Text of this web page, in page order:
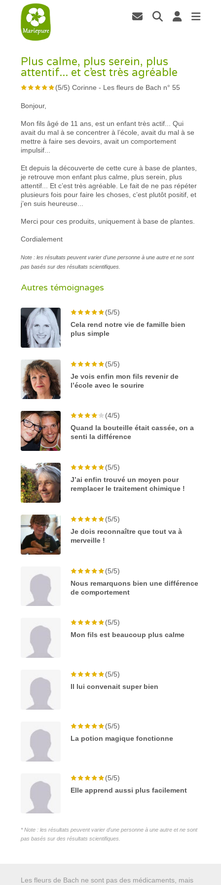
Plus calme, plus serein, plus
attentif... et c’est très agréable
(5/5)Corinne - Les fleurs de Bach n° 55
Bonjour,
Mon fils âgé de 11 ans, est un enfant très actif... Qui
avait du mal à se concentrer à l’école, avait du mal à se
mettre à faire ses devoirs, avait un comportement
impulsif...
Et depuis la découverte de cette cure à base de plantes,
je retrouve mon enfant plus calme, plus serein, plus
attentif... Et c’est très agréable. Le fait de ne pas répéter
plusieurs fois pour faire les choses, c’est plutôt positif, et
j’en suis heureuse...
Merci pour ces produits, uniquement à base de plantes.
Cordialement
Note : les résultats peuvent varier d'une personne à une autre et ne sont
pas basés sur des résultats scientifiques.
Autres témoignages
(5/5)
Cela rend notre vie de famille bien
plus simple
(5/5)
Je vois enfin mon fils revenir de
l’école avec le sourire
(4/5)
Quand la bouteille était cassée, on a
senti la différence
(5/5)
J’ai enfin trouvé un moyen pour
remplacer le traitement chimique !
(5/5)
Je dois reconnaître que tout va à
merveille !
(5/5)
Nous remarquons bien une différence
de comportement
(5/5)
Mon fils est beaucoup plus calme
(5/5)
Il lui convenait super bien
(5/5)
La potion magique fonctionne
(5/5)
Elle apprend aussi plus facilement
* Note : les résultats peuvent varier d'une personne à une autre et ne sont
pas basés sur des résultats scientifiques.
Les fleurs de Bach ne sont pas des médicaments, mais